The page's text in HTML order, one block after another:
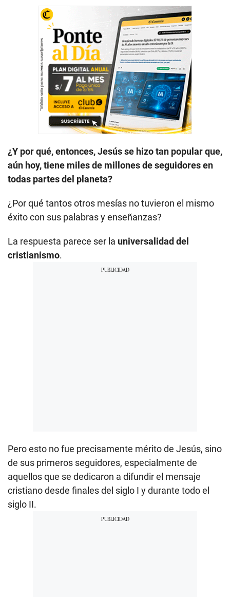
¿Y por qué, entonces, Jesús se hizo tan popular que,
aún hoy, tiene miles de millones de seguidores en
todas partes del planeta?
¿Por qué tantos otros mesías no tuvieron el mismo
éxito con sus palabras y enseñanzas?
La respuesta parece ser la universalidad del
cristianismo.
Pero esto no fue precisamente mérito de Jesús, sino
de sus primeros seguidores, especialmente de
aquellos que se dedicaron a difundir el mensaje
cristiano desde finales del siglo I y durante todo el
siglo II.